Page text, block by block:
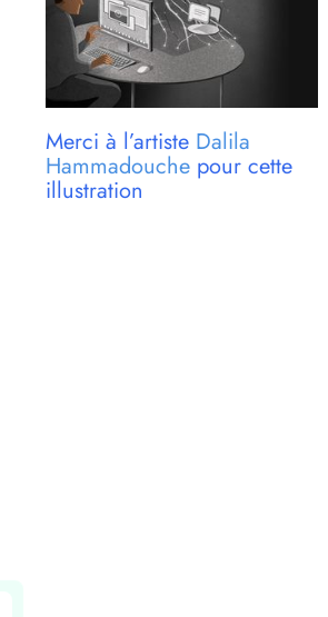
Merci à l’artiste Dalila
Hammadouche pour cette
illustration